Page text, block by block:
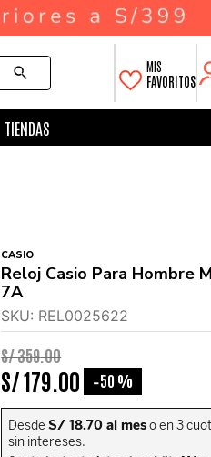
FAVORITOS
TIENDAS
CASIO
Reloj Casio Para Hombre
7A
SKU: REL0025622
S/359.00
S/179 00 -50 %